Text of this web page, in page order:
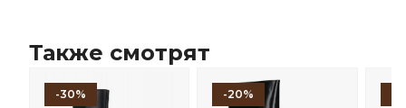
Также смотрят
-30% -20%